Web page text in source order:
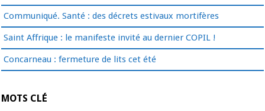
Communiqué. Santé : des décrets estivaux mortifères
Saint Affrique : le manifeste invité au dernier COPIL !
Concarneau : fermeture de lits cet été
MOTS CLÉ